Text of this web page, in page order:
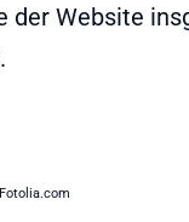
der Website